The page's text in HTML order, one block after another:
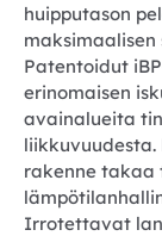
huipputason
Patentoidut
erinomaisen
avainalueita
rakenne takaa
Irrotettavat